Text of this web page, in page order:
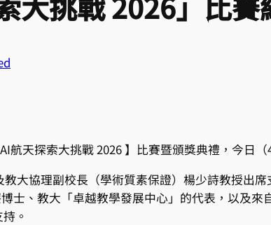
航天探索大挑戰 2026 】比賽暨頒獎典禮，今日
大協理副校長（學術質素保證）楊少詩教授出
士、教大「卓越教學發展中心」的代表，以及
。